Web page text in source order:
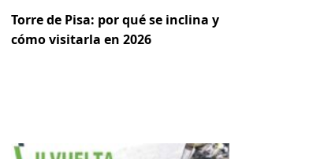
Torre de Pisa: por qué se inclina y
cómo visitarla en 2026